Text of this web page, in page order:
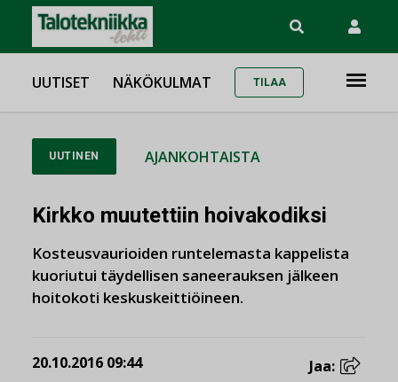
UUTISET NÄKÖKULMAT TILAA
UUTINEN AJANKOHTAISTA
Kirkko muutettiin hoivakodiksi
Kosteusvaurioiden runtelemasta kappelista
kuoriutui täydellisen saneerauksen jälkeen
hoitokoti keskuskeittiöineen.
20.10.2016 09:44 Jaa: